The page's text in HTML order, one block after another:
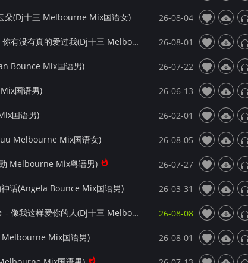
朵(Dj十三 Melbourne Mix国语女) 26-08-04
【172Mix独家】阿图表妹&寂寞阿图 - 你有没有真的爱过我(Dj十三 Melbourne Mix国语合唱) 26-08-01
Bounce Mix国语男) 26-07-22
国语男) 26-06-13
国语男) 26-02-01
Melbourne Mix国语女) 26-08-05
Melbourne Mix粤语男) 26-07-27
神话(Angela Bounce Mix国语男) 26-03-31
【172Mix独家】落日微醺本薰&张多金 - 像我这样爱你的人(Dj十三 Melbourne Mix国语女) 26-08-08
Melbourne Mix国语男) 26-08-01